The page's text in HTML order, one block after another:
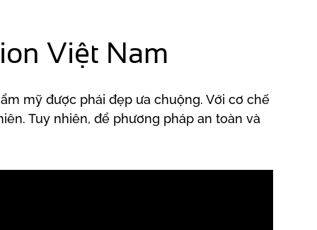
Việt Nam
mỹ được phái đẹp ưa chuộng. Với cơ chế
Tuy nhiên, để phương pháp an toàn và